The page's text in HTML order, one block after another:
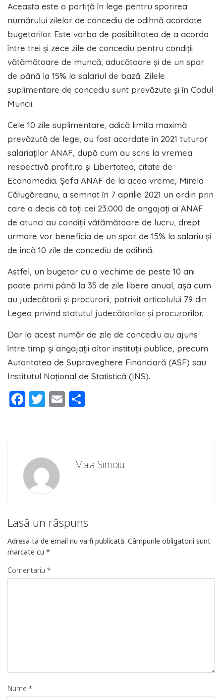
Aceasta este o portiță în lege pentru sporirea
numărului zilelor de concediu de odihnă acordate
bugetarilor. Este vorba de posibilitatea de a acorda
între trei și zece zile de concediu pentru condiții
vătămătoare de muncă, aducătoare și de un spor
de până la 15% la salariul de bază. Zilele
suplimentare de concediu sunt prevăzute și în Codul
Muncii.
Cele 10 zile suplimentare, adică limita maximă
prevăzută de lege, au fost acordate în 2021 tuturor
salariaților ANAF, după cum au scris la vremea
respectivă profit.ro și Libertatea, citate de
Economedia. Șefa ANAF de la acea vreme, Mirela
Călugăreanu, a semnat în 7 aprilie 2021 un ordin prin
care a decis că toți cei 23.000 de angajați ai ANAF
de atunci au condiții vătămătoare de lucru, drept
urmare vor beneficia de un spor de 15% la salariu și
de încă 10 zile de concediu de odihnă.
Astfel, un bugetar cu o vechime de peste 10 ani
poate primi până la 35 de zile libere anual, așa cum
au judecătorii și procurorii, potrivit articolului 79 din
Legea privind statutul judecătorilor și procurorilor.
Dar la acest număr de zile de concediu au ajuns
între timp și angajații altor instituții publice, precum
Autoritatea de Supraveghere Financiară (ASF) sau
Institutul Național de Statistică (INS).
Facebook
Twitter
Email
Maia Simoiu
Lasă un răspuns
Adresa ta de email nu va fi publicată. Câmpurile obligatorii sunt
marcate cu *
Comentariu *
Nume *